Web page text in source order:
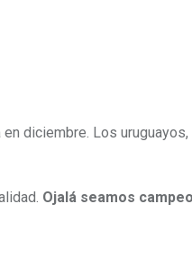
diciembre. Los
Ojalá seamos